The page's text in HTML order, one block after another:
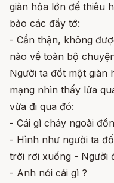
giàn hỏa lớn để thiêu
bảo các đầy tớ:
- Cẩn thận, không
nào về toàn bộ
Người ta đốt một giàn
mạng nhìn thấy lửa
vừa đi qua đó:
- Cái gì cháy ngoài
- Hình như người ta
trời rơi xuống - Người
- Anh nói cái gì ?